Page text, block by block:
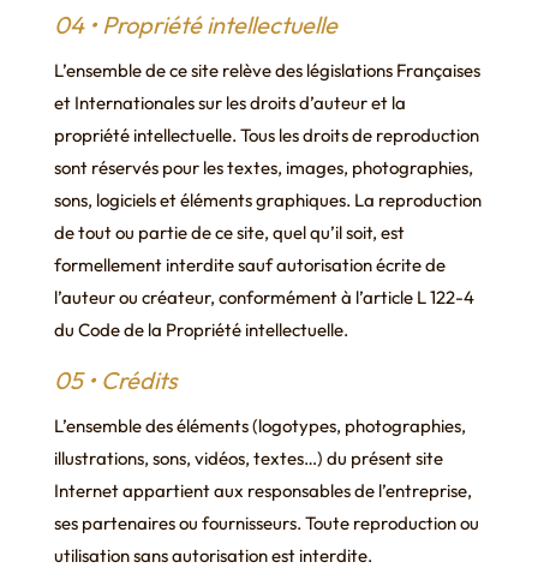
04 • Propriété intellectuelle
L’ensemble de ce site relève des législations Françaises
et Internationales sur les droits d’auteur et la
propriété intellectuelle. Tous les droits de reproduction
sont réservés pour les textes, images, photographies,
sons, logiciels et éléments graphiques. La reproduction
de tout ou partie de ce site, quel qu’il soit, est
formellement interdite sauf autorisation écrite de
l’auteur ou créateur, conformément à l’article L 122-4
du Code de la Propriété intellectuelle.
05 • Crédits
L’ensemble des éléments (logotypes, photographies,
illustrations, sons, vidéos, textes…) du présent site
Internet appartient aux responsables de l’entreprise,
ses partenaires ou fournisseurs. Toute reproduction ou
utilisation sans autorisation est interdite.